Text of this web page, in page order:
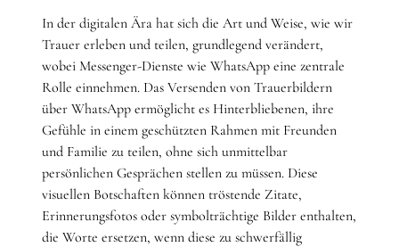
In der digitalen Ära hat sich die Art und Weise, wie wir
Trauer erleben und teilen, grundlegend verändert,
wobei Messenger-Dienste wie WhatsApp eine zentrale
Rolle einnehmen. Das Versenden von Trauerbildern
über WhatsApp ermöglicht es Hinterbliebenen, ihre
Gefühle in einem geschützten Rahmen mit Freunden
und Familie zu teilen, ohne sich unmittelbar
persönlichen Gesprächen stellen zu müssen. Diese
visuellen Botschaften können tröstende Zitate,
Erinnerungsfotos oder symbolträchtige Bilder enthalten,
die Worte ersetzen, wenn diese zu schwerfällig